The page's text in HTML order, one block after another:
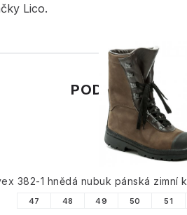
Lico.
PODOBNÉ
382-1 hnědá nubuk pánská zimní
47 48 49 50 51